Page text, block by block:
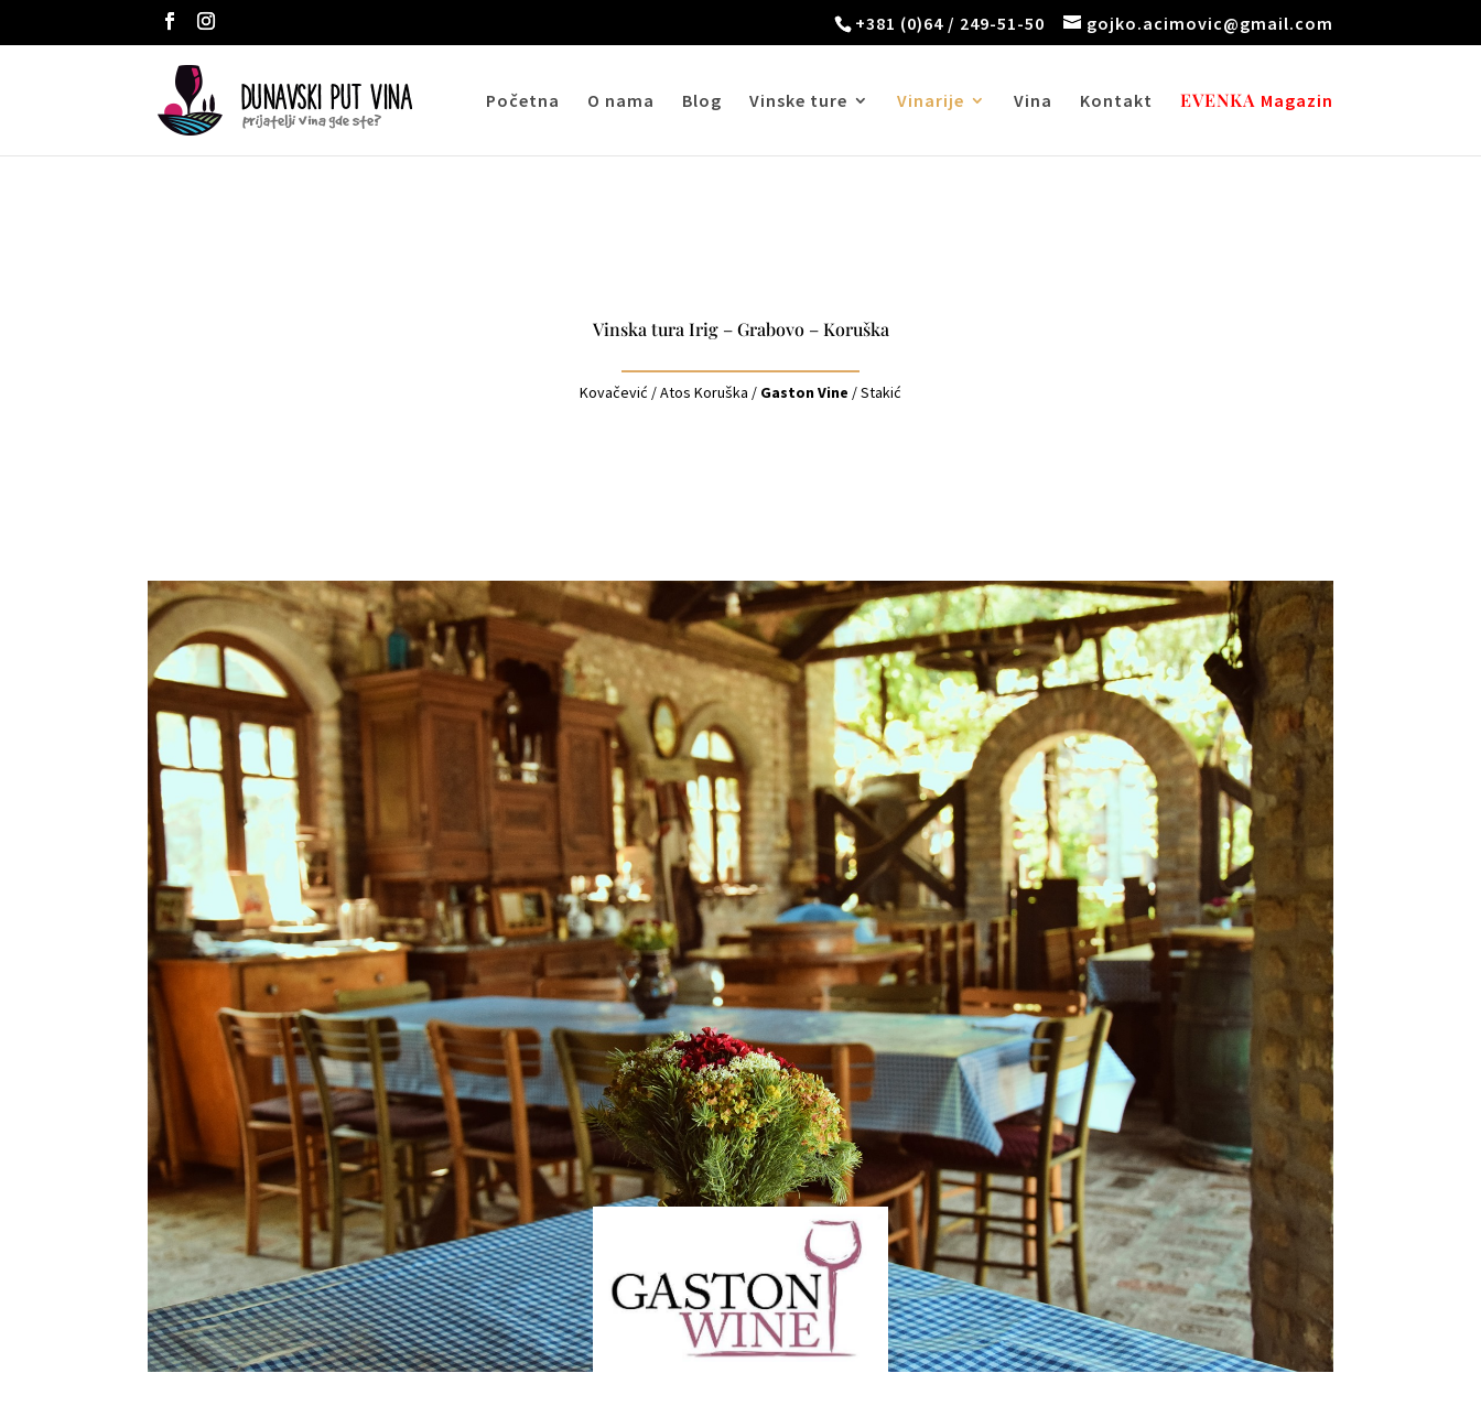
+381 (0)64 / 249-51-50 gojko.acimovic@gmail.com
Početna O nama Blog Vinske ture Vinarije Vina Kontakt EVENKA
Vinska tura Irig – Grabovo – Koruška
Kovačević /Atos Koruška / Gaston Vine /Stakić